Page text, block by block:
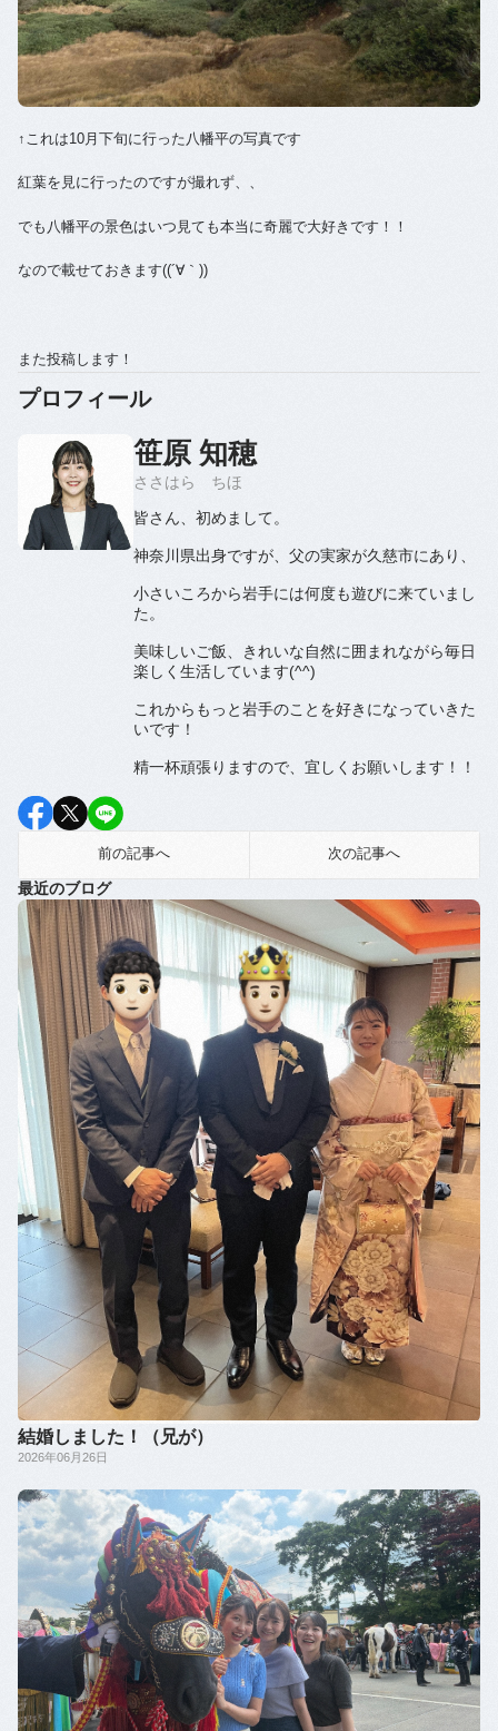
↑これは10月下旬に行った八幡平の写真です
紅葉を見に行ったのですが撮れず、、
でも八幡平の景色はいつ見ても本当に奇麗で大好きです！！
なので載せておきます((´∀｀))
また投稿します！
プロフィール
ささはら ちほ
笹原 知穂
皆さん、初めまして。
神奈川県出身ですが、父の実家が久慈市にあり、
小さいころから岩手には何度も遊びに来ていまし
た。
美味しいご飯、きれいな自然に囲まれながら毎日
楽しく生活しています(^^)
これからもっと岩手のことを好きになっていきた
いです！
精一杯頑張りますので、宜しくお願いします！！
前の記事へ 次の記事へ
最近のブログ
結婚しました！（兄が）
2026年06月26日